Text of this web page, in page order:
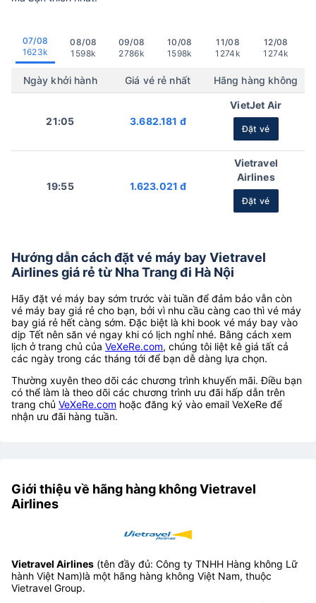
07/08
1623k
08/08
1598k
09/08
2786k
10/08
1598k
11/08
1274k
12/08
1274k
Ngày khởi hành Giá vé rẻ nhất Hãng hàng không
21:05 3.682.181 đ
VietJet Air
Đặt vé
19:55 1.623.021 đ
Vietravel
Airlines
Đặt vé
Hướng dẫn cách đặt vé máy bay Vietravel
Airlines giá rẻ từ Nha Trang đi Hà Nội
Hãy đặt vé máy bay sớm trước vài tuần để đảm bảo vẫn còn
vé máy bay giá rẻ cho bạn, bởi vì nhu cầu càng cao thì vé máy
bay giá rẻ hết càng sớm. Đặc biệt là khi book vé máy bay vào
dịp Tết nên săn vé ngay khi có lịch nghỉ nhé. Bằng cách xem
lịch ở trang chủ của VeXeRe.com, chúng tôi liệt kê giá tất cả
các ngày trong các tháng tới để bạn dễ dàng lựa chọn.
Thường xuyên theo dõi các chương trình khuyến mãi. Điều bạn
có thể làm là theo dõi các chương trình ưu đãi hấp dẫn trên
trang chủ VeXeRe.com hoặc đăng ký vào email VeXeRe để
nhận ưu đãi hàng tuần.
Giới thiệu về hãng hàng không Vietravel
Airlines
Vietravel Airlines (tên đầy đủ: Công ty TNHH Hàng không Lữ
hành Việt Nam)là một hãng hàng không Việt Nam, thuộc
Vietravel Group.